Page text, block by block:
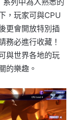
，玩家可與CPU
更會開放特別插
務必進行收藏！
與世界各地的玩
的樂趣。